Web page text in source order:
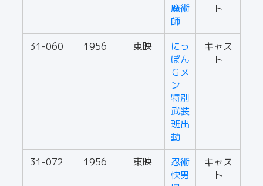
魔術
師
ト
31-060 1956 東映
にっ
ぽん
Ｇメ
ン
特別
武装
班出
動
キャス
ト
31-072 1956 東映
忍術
快男
キャス
ト